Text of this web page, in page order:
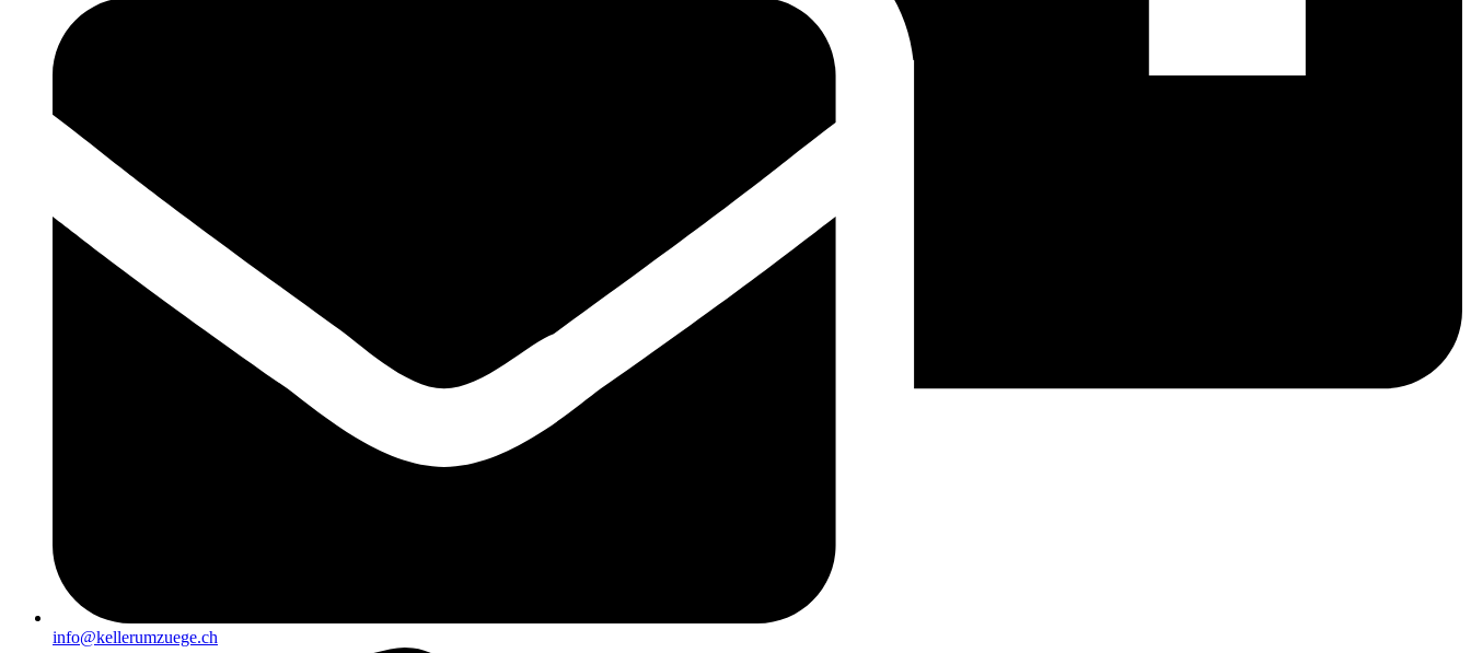
info@kellerumzuege.ch